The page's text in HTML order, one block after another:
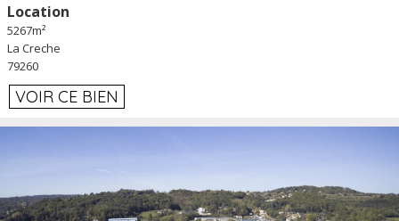
Location
5267m²
La Creche
79260
VOIR CE BIEN